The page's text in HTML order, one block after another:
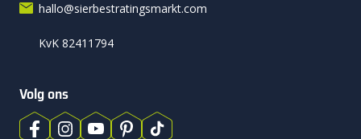
hallo@sierbestratingsmarkt.com
KvK 82411794
Volg ons